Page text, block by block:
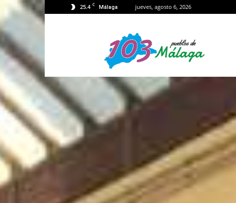
25.4 C Málaga jueves, agosto 6, 2026
Málaga